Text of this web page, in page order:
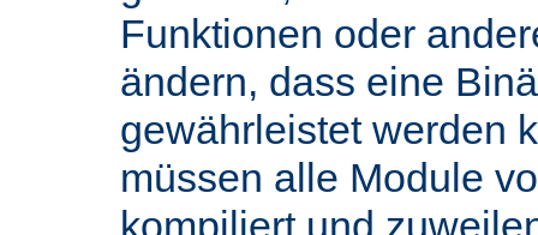
Funktionen oder
ändern, dass eine
gewährleistet werden
müssen alle Module
kompiliert und